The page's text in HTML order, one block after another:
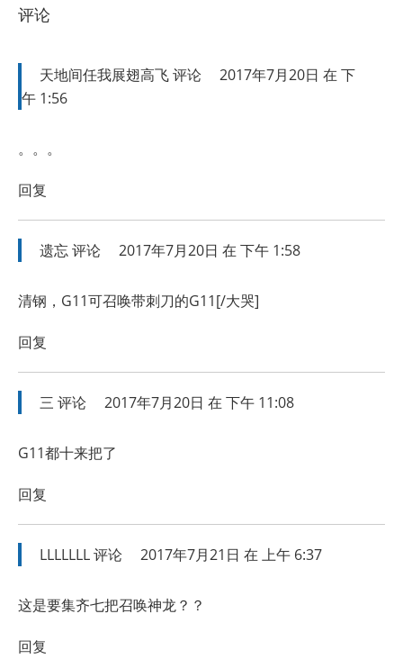
评论
天地间任我展翅高飞评论
2017年7月20日 在 下
午 1:56
。。。
回复
遗忘评论 2017年7月20日 在 下午 1:58
清钢，G11可召唤带刺刀的G11[/大哭]
回复
三 评论 2017年7月20日 在 下午 11:08
G11都十来把了
回复
LLLLLLL评论 2017年7月21日 在 上午 6:37
这是要集齐七把召唤神龙？？
回复